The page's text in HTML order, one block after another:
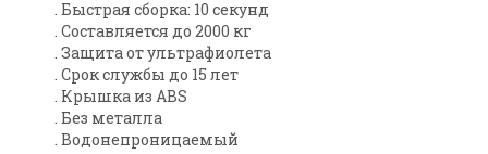
. Быстрая сборка: 10 секунд
. Составляется до 2000 кг
. Защита от ультрафиолета
. Срок службы до 15 лет
. Крышка из ABS
. Без металла
. Водонепроницаемый